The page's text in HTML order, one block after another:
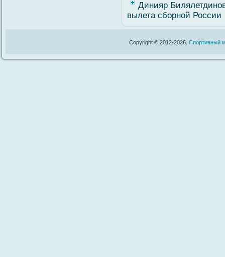
Динияр
вылета сборной России
Copyright © 2012-2026. Спортивный